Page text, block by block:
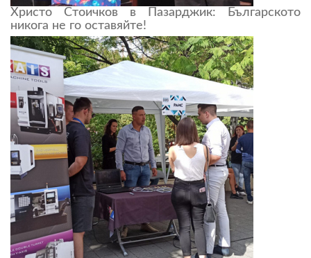
Христо Стоичков в Пазарджик: Българското
никога не го оставяйте!